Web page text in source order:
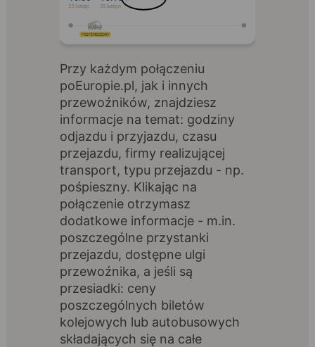
Przy każdym połączeniu
poEuropie.pl, jak i innych
przewoźników, znajdziesz
informacje na temat: godziny
odjazdu i przyjazdu, czasu
przejazdu, firmy realizującej
transport, typu przejazdu - np.
pośpieszny. Klikając na
połączenie otrzymasz
dodatkowe informacje - m.in.
poszczególne przystanki
przejazdu, dostępne ulgi
przewoźnika, a jeśli są
przesiadki: ceny
poszczególnych biletów
kolejowych lub autobusowych
składających się na całe